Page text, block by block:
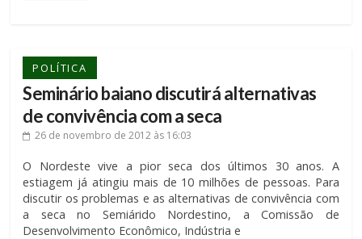
POLÍTICA
Seminário baiano discutirá alternativas
de convivência com a seca
26 de novembro de 2012 às 16:03
O Nordeste vive a pior seca dos últimos 30 anos. A
estiagem já atingiu mais de 10 milhões de pessoas. Para
discutir os problemas e as alternativas de convivência com
a seca no Semiárido Nordestino, a Comissão de
Desenvolvimento Econômico, Indústria e